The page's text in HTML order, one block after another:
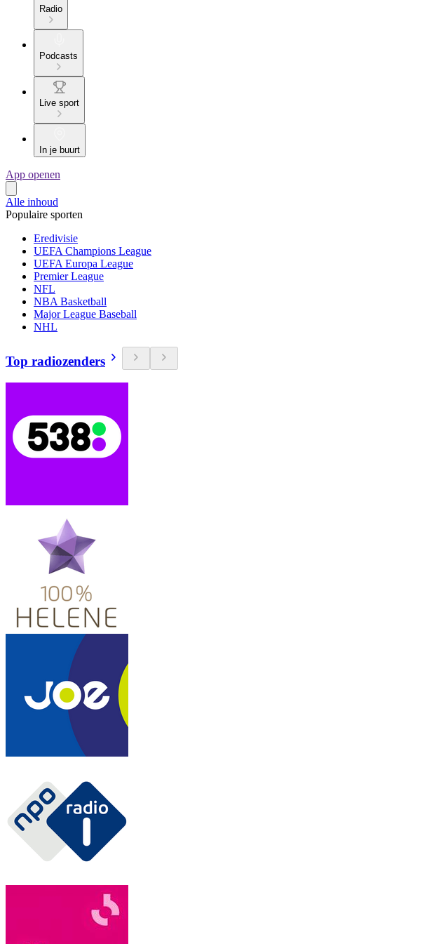
Radio
Podcasts
Live sport
In je buurt
App openen
Alle inhoud
Populaire sporten
Eredivisie
UEFA Champions League
UEFA Europa League
Premier League
NFL
NBA Basketball
Major League Baseball
NHL
Top radiozenders